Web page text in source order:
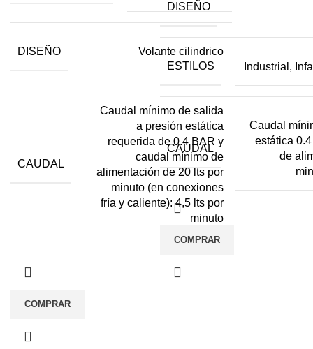
DISEÑO Volante cilindrico
CAUDAL
Caudal mínimo de salida
a presión estática
requerida de 0.4 BAR y
caudal mínimo de
alimentación de 20 lts por
minuto (en conexiones
fría y caliente): 4,5 lts por
minuto
COMPRAR
DISEÑO
ESTILOS Industrial,
CAUDAL
Caudal
estática
de
COMPRAR